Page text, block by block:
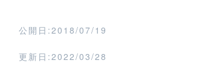
公開日:2018/07/19
更新日:2022/03/28